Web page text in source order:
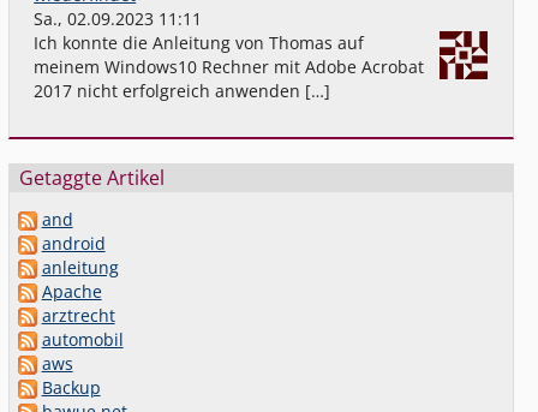
Sa., 02.09.2023 11:11
Ich konnte die Anleitung von Thomas auf
meinem Windows10 Rechner mit Adobe Acrobat
2017 nicht erfolgreich anwenden […]
Getaggte Artikel
and
android
anleitung
Apache
arztrecht
automobil
aws
Backup